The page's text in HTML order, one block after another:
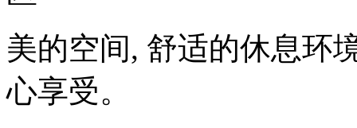
美的空间, 舒适的休息环
心享受。